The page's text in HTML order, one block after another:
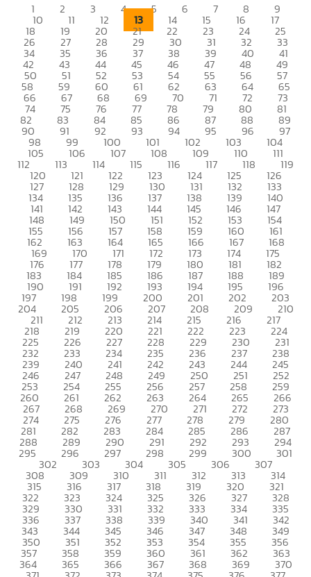
1 2 3 4 5 6 7 8 9
10 11 12 13 14 15 16 17
18 19 20 21 22 23 24 25
26 27 28 29 30 31 32 33
34 35 36 37 38 39 40 41
42 43 44 45 46 47 48 49
50 51 52 53 54 55 56 57
58 59 60 61 62 63 64 65
66 67 68 69 70 71 72 73
74 75 76 77 78 79 80 81
82 83 84 85 86 87 88 89
90 91 92 93 94 95 96 97
98 99 100 101 102 103 104
105 106 107 108 109 110 111
112 113 114 115 116 117 118 119
120 121 122 123 124 125 126
127 128 129 130 131 132 133
134 135 136 137 138 139 140
141 142 143 144 145 146 147
148 149 150 151 152 153 154
155 156 157 158 159 160 161
162 163 164 165 166 167 168
169 170 171 172 173 174 175
176 177 178 179 180 181 182
183 184 185 186 187 188 189
190 191 192 193 194 195 196
197 198 199 200 201 202 203
204 205 206 207 208 209 210
211 212 213 214 215 216 217
218 219 220 221 222 223 224
225 226 227 228 229 230 231
232 233 234 235 236 237 238
239 240 241 242 243 244 245
246 247 248 249 250 251 252
253 254 255 256 257 258 259
260 261 262 263 264 265 266
267 268 269 270 271 272 273
274 275 276 277 278 279 280
281 282 283 284 285 286 287
288 289 290 291 292 293 294
295 296 297 298 299 300 301
302 303 304 305 306 307
308 309 310 311 312 313 314
315 316 317 318 319 320 321
322 323 324 325 326 327 328
329 330 331 332 333 334 335
336 337 338 339 340 341 342
343 344 345 346 347 348 349
350 351 352 353 354 355 356
357 358 359 360 361 362 363
364 365 366 367 368 369 370